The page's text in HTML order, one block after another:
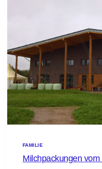
FAMILIE
Milchpackungen